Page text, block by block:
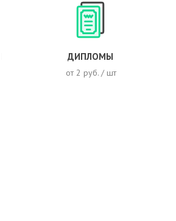
от 2 руб. / шт
ДИПЛОМЫ